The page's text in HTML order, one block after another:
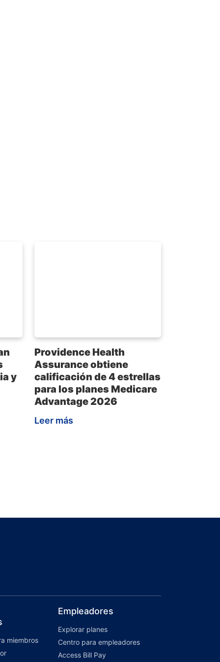
y
Providence Health
Assurance obtiene
calificación de 4 estrellas
para los planes Medicare
Advantage 2026
Leer más
miembros
Empleadores
Explorar planes
Centro para empleadores
Access Bill Pay